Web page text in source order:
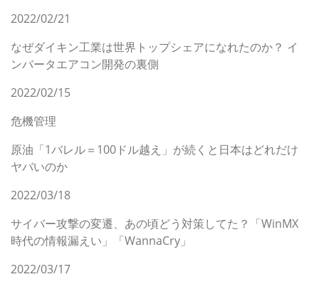
2022/02/21
なぜダイキン工業は世界トップシェアになれたのか？ イ
ンバータエアコン開発の裏側
2022/02/15
危機管理
原油「1バレル＝100ドル越え」が続くと日本はどれだけ
ヤバいのか
2022/03/18
サイバー攻撃の変遷、あの頃どう対策してた？「WinMX
時代の情報漏えい」「WannaCry」
2022/03/17